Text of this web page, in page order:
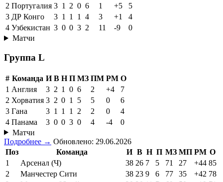
2 Португалия 3 1 2 0 6 1 +5
5
3 ДР Конго 3 1 1 1 4 3 +1
4
4 Узбекистан 3 0 0 3 2 11 -9
0
Матчи
Группа L
# Команда И В Н П МЗ ПМ РМ О
1 Англия 3 2 1 0 6 2 +4
7
2 Хорватия 3 2 0 1 5 5 0
6
3 Гана 3 1 1 1 2 2 0
4
4 Панама 3 0 0 3 0 4 -4
0
Матчи
Подробнее → Обновлено: 29.06.2026
Поз
Команда И В Н П МЗ МП РМ О
1
Арсенал (Ч) 38 26 7 5 71 27 +44 85
2
Манчестер Сити 38 23 9 6 77 35 +42 78